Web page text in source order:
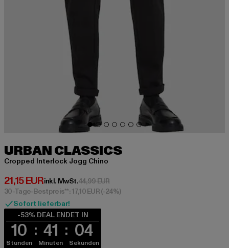
URBAN CLASSICS
Cropped Interlock Jogg Chino
21,15 EUR
Derzeitiger Preis: 21,15 EUR
inkl. MwSt.44,99 EURAktionspreis: 44,99 EUR
30-Tage-Bestpreis**: 17,10 EUR(-24%)
Sofort lieferbar!
-53% DEAL ENDET IN
10
Stunden
41
Minuten
03
Sekunden